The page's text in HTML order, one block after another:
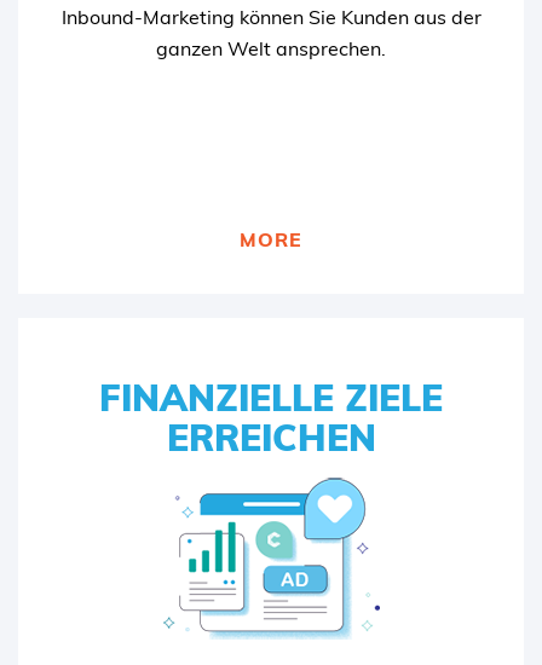
Inbound-Marketing können Sie Kunden aus der
ganzen Welt ansprechen.
MORE
FINANZIELLE ZIELE
ERREICHEN
FINANZIELLE ZIELE
ERREICHEN
Bezahlte Werbung ermöglicht es Ihnen
außerdem, Ihre Anzeigen auf bestimmte
demografische Gruppen auszurichten, wodurch
die Wahrscheinlichkeit, dass Ihre Botschaft von